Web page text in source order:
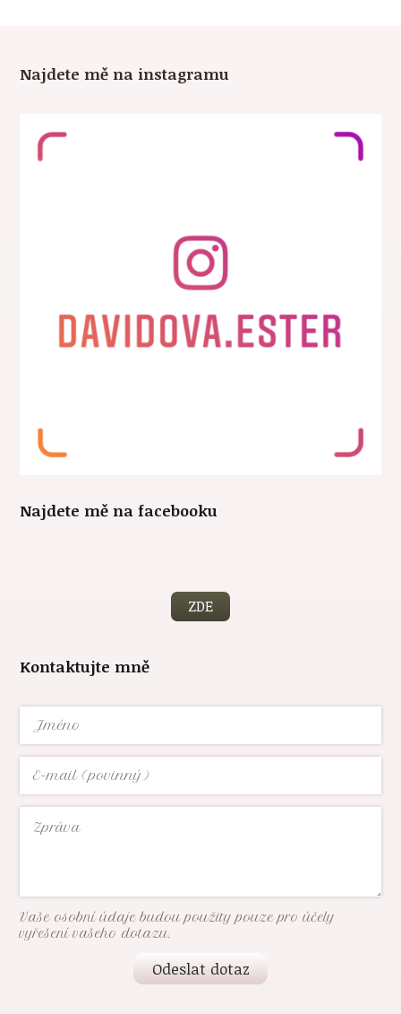
Najdete mě na instagramu
Najdete mě na facebooku
ZDE
Kontaktujte mně
Vaše osobní údaje budou použity pouze pro účely
vyřešení vašeho dotazu.
Odeslat dotaz